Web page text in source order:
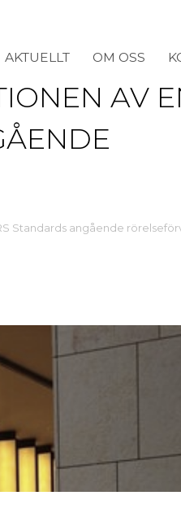
AKTUELLT OM OSS
AV
Standards angående